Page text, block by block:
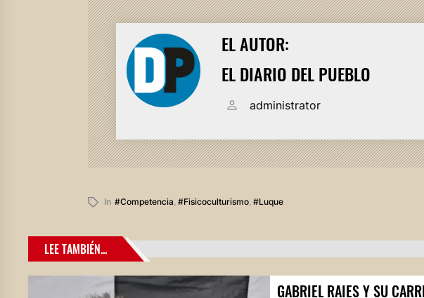
EL AUTOR:
EL DIARIO DEL PUEBLO
administrator
In #competencia #fisicoculturismo, #luque
LEE TAMBIÉN...
GABRIEL RAIES Y SU